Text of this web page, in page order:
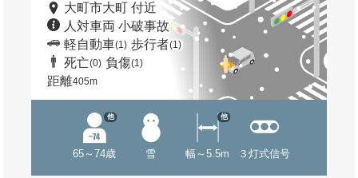
大町市大町 付近
人対車両 小破事故
軽自動車(1) 歩行者(1)
死亡(0) 負傷(1)
距離405m
65～74歳
他
雪 幅～5.5m
他
３灯式信号